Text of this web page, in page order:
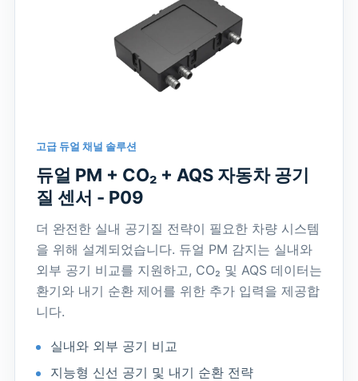
고급 듀얼 채널 솔루션
듀얼 PM + CO₂ + AQS 자동차 공기
질 센서 - P09
더 완전한 실내 공기질 전략이 필요한 차량 시스템
을 위해 설계되었습니다. 듀얼 PM 감지는 실내와
외부 공기 비교를 지원하고, CO₂ 및 AQS 데이터는
환기와 내기 순환 제어를 위한 추가 입력을 제공합
니다.
실내와 외부 공기 비교
지능형 신선 공기 및 내기 순환 전략